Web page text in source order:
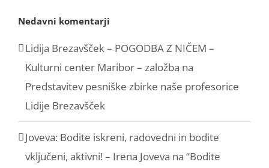
Nedavni komentarji
Lidija Brezavšček – POGODBA Z NIČEM –
Kulturni center Maribor – založba na
Predstavitev pesniške zbirke naše profesorice
Lidije Brezavšček
Joveva: Bodite iskreni, radovedni in bodite
vključeni, aktivni! – Irena Joveva na “Bodite